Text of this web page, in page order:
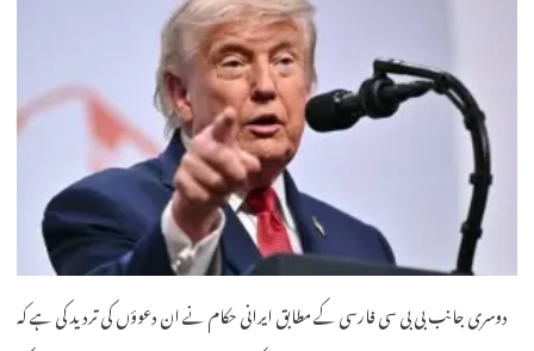
دوسری جانب بی بی سی فارسی کے مطابق ایرانی حکام نے ان دعوؤں کی تردید کی ہے کہ